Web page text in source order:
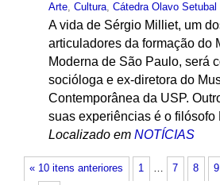
Arte, Cultura, Cátedra Olavo Setubal
A vida de Sérgio Milliet, um
articuladores da formação do
Moderna de São Paulo, será
socióloga e ex-diretora do
Contemporânea da USP.
suas experiências é o filósofo
Localizado em NOTÍCIAS
« 10 itens anteriores 1 … 7 8 9